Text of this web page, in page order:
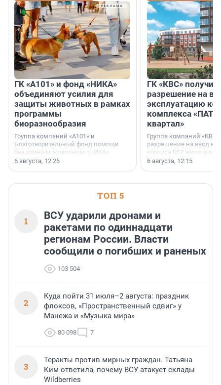
ГК «А101» и фонд «НИКА»
объединяют усилия для
защиты животных в рамках
программы
биоразнообразия
Группа компаний «А101» и
Благотворительный фонд помощи
бездомным животным «НИКА»
заключили соглашение о
6 августа, 12:26
ГК «КВС»
разрешение на
эксплуатацию
комплекса
квартал»
Группа компаний
разрешение на ввод в
корпуса № 2 жилого
Уютный квартал»,
6 августа, 12:15
ТОП 5
1
ВСУ ударили дронами и
ракетами по одиннадцати
регионам России. Власти
сообщили о погибших и раненых
103 504
2
Куда пойти 31 июля–2 августа: праздник
флоксов, «Пространственный сдвиг» у
Манежа и «Музыка мира»
80 098 7
3
Теракты против мирных граждан. Татьяна
Ким ответила, почему ВСУ атакует склады
Wildberries